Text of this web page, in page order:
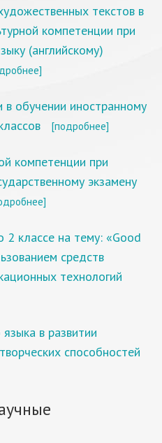
текстов в
компетенции при
(английскому)
обучении иностранному
[подробнее]
компетенции при
экзамену
2 классе на тему: «Good
средств
технологий
в развитии
способностей